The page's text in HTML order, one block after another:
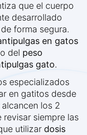
que el cuerpo
desarrollado
forma segura.
en gatos
del peso
gato.
especializados
en gatitos desde
los 2
revisar siempre las
utilizar dosis